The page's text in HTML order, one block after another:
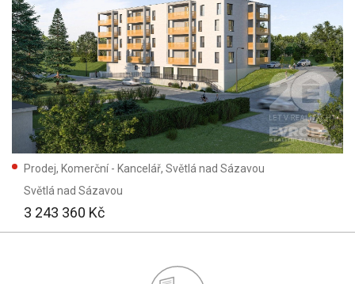
Prodej, Komerční - Kancelář, Světlá nad Sázavou
Světlá nad Sázavou
3 243 360 Kč